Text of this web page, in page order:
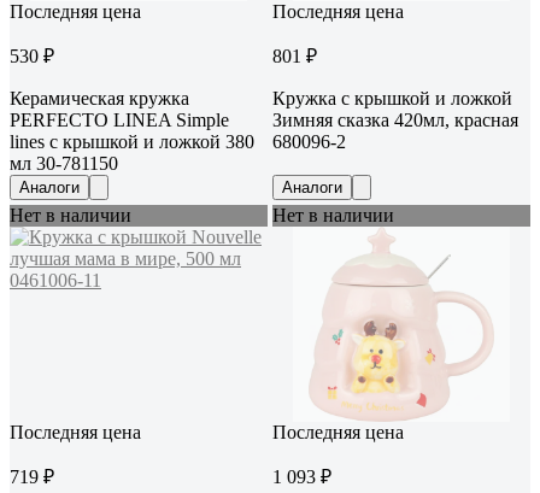
Последняя цена
530 ₽
Керамическая кружка
PERFECTO LINEA Simple
lines с крышкой и ложкой 380
мл 30-781150
Аналоги
Последняя цена
801 ₽
Кружка с крышкой и ложкой
Зимняя сказка 420мл, красная
680096-2
Аналоги
Нет в наличии
Последняя цена
719 ₽
Нет в наличии
Последняя цена
1 093 ₽